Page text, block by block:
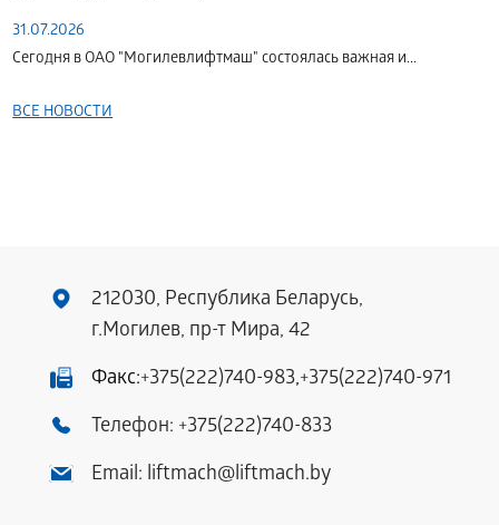
31.07.2026
Сегодня в ОАО "Могилевлифтмаш" состоялась важная и...
ВСЕ НОВОСТИ
212030, Республика Беларусь,
г.Могилев, пр-т Мира, 42
Факс:+375(222)740-983,+375(222)740-971
Телефон: +375(222)740-833
Email: liftmach@liftmach.by